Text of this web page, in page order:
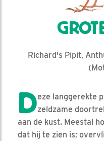
Richard's Pipit,
Deze langgerekte
zeldzame
aan de kust. Meestal
dat hij te zien is;